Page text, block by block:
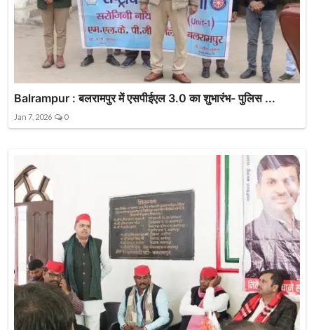
Balrampur : बलरामपुर में एसपीईएल 3.0 का शुभारंभ- पुलिस ...
Jan 7, 2026 0